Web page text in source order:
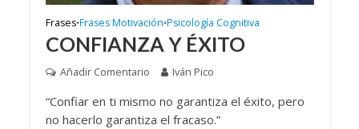
Frases•Frases Motivación•Psicología Cognitiva
CONFIANZA Y ÉXITO
Añadir Comentario Iván Pico
“Confiar en ti mismo no garantiza el éxito, pero
no hacerlo garantiza el fracaso.”